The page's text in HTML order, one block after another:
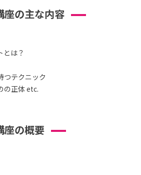
座の主な内容
とは？
つテクニック
の正体 etc.
座の概要